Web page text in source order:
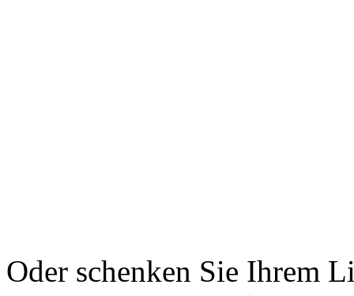
Oder schenken Sie Ihrem